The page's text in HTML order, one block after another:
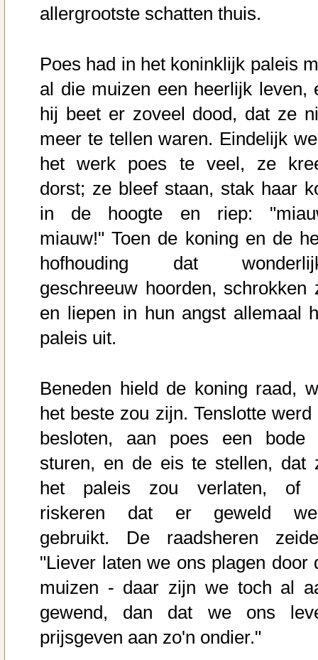
allergrootste schatten thuis.
Poes had in het koninklijk paleis
al die muizen een heerlijk leven,
hij beet er zoveel dood, dat ze
meer te tellen waren. Eindelijk
het werk poes te veel, ze
dorst; ze bleef staan, stak haar
in de hoogte en riep:
miauw!" Toen de koning en de
hofhouding dat
geschreeuw hoorden, schrokken
en liepen in hun angst allemaal
paleis uit.
Beneden hield de koning raad,
het beste zou zijn. Tenslotte werd
besloten, aan poes een bode
sturen, en de eis te stellen, dat
het paleis zou verlaten, of
riskeren dat er geweld
gebruikt. De raadsheren
"Liever laten we ons plagen door
muizen - daar zijn we toch al
gewend, dan dat we ons
prijsgeven aan zo'n ondier."